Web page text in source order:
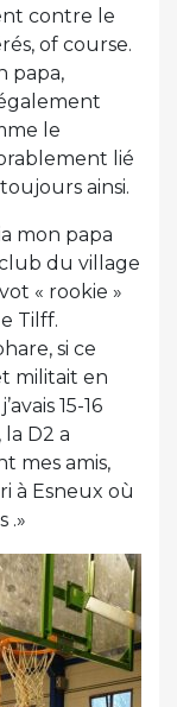
contre le
of course.
papa,
le
lié
ainsi.
mon papa
du village
« rookie »
Tilff.
si ce
militait en
15-16
D2 a
mes amis,
à Esneux où
.»